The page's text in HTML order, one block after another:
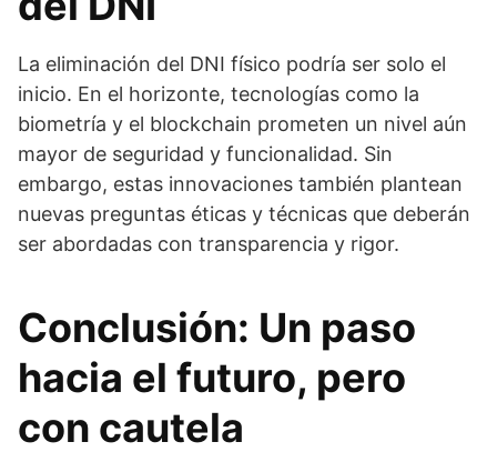
La eliminación del DNI físico podría ser solo el
inicio. En el horizonte, tecnologías como la
biometría y el blockchain prometen un nivel aún
mayor de seguridad y funcionalidad. Sin
embargo, estas innovaciones también plantean
nuevas preguntas éticas y técnicas que deberán
ser abordadas con transparencia y rigor.
Conclusión: Un paso
hacia el futuro, pero
con cautela